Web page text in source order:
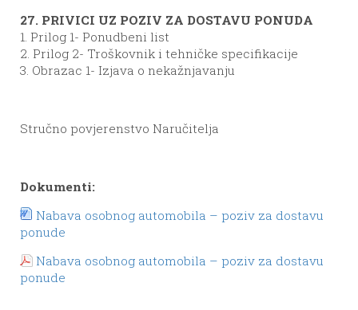
27. PRIVICI UZ POZIV ZA DOSTAVU PONUDA
1. Prilog 1- Ponudbeni list
2. Prilog 2- Troškovnik i tehničke specifikacije
3. Obrazac 1- Izjava o nekažnjavanju
Stručno povjerenstvo Naručitelja
Dokumenti:
Nabava osobnog automobila – poziv za dostavu
ponude
Nabava osobnog automobila – poziv za dostavu
ponude